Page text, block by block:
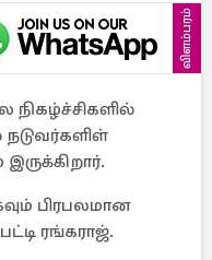
விளம்பரம்
நிகழ்ச்சிகளில்
பிரபலமான
ரங்கராஜ்.